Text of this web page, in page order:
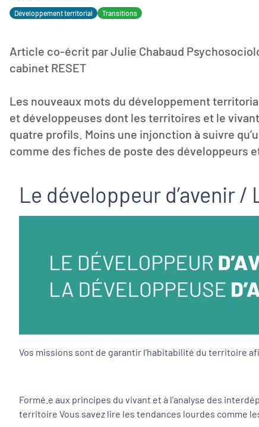
Développement territorial Transitions
Article co-écrit par Julie Chabaud
cabinet RESET
Les nouveaux mots du développement
et développeuses dont les territoires et le
quatre profils. Moins une injonction à suivre
comme des fiches de poste des développeurs
Le développeur d’avenir /
Vos missions sont de garantir l’habitabilité du territoire
Formé.e aux principes du vivant et à l’analyse des
territoire Vous savez lire les tendances lourdes comme